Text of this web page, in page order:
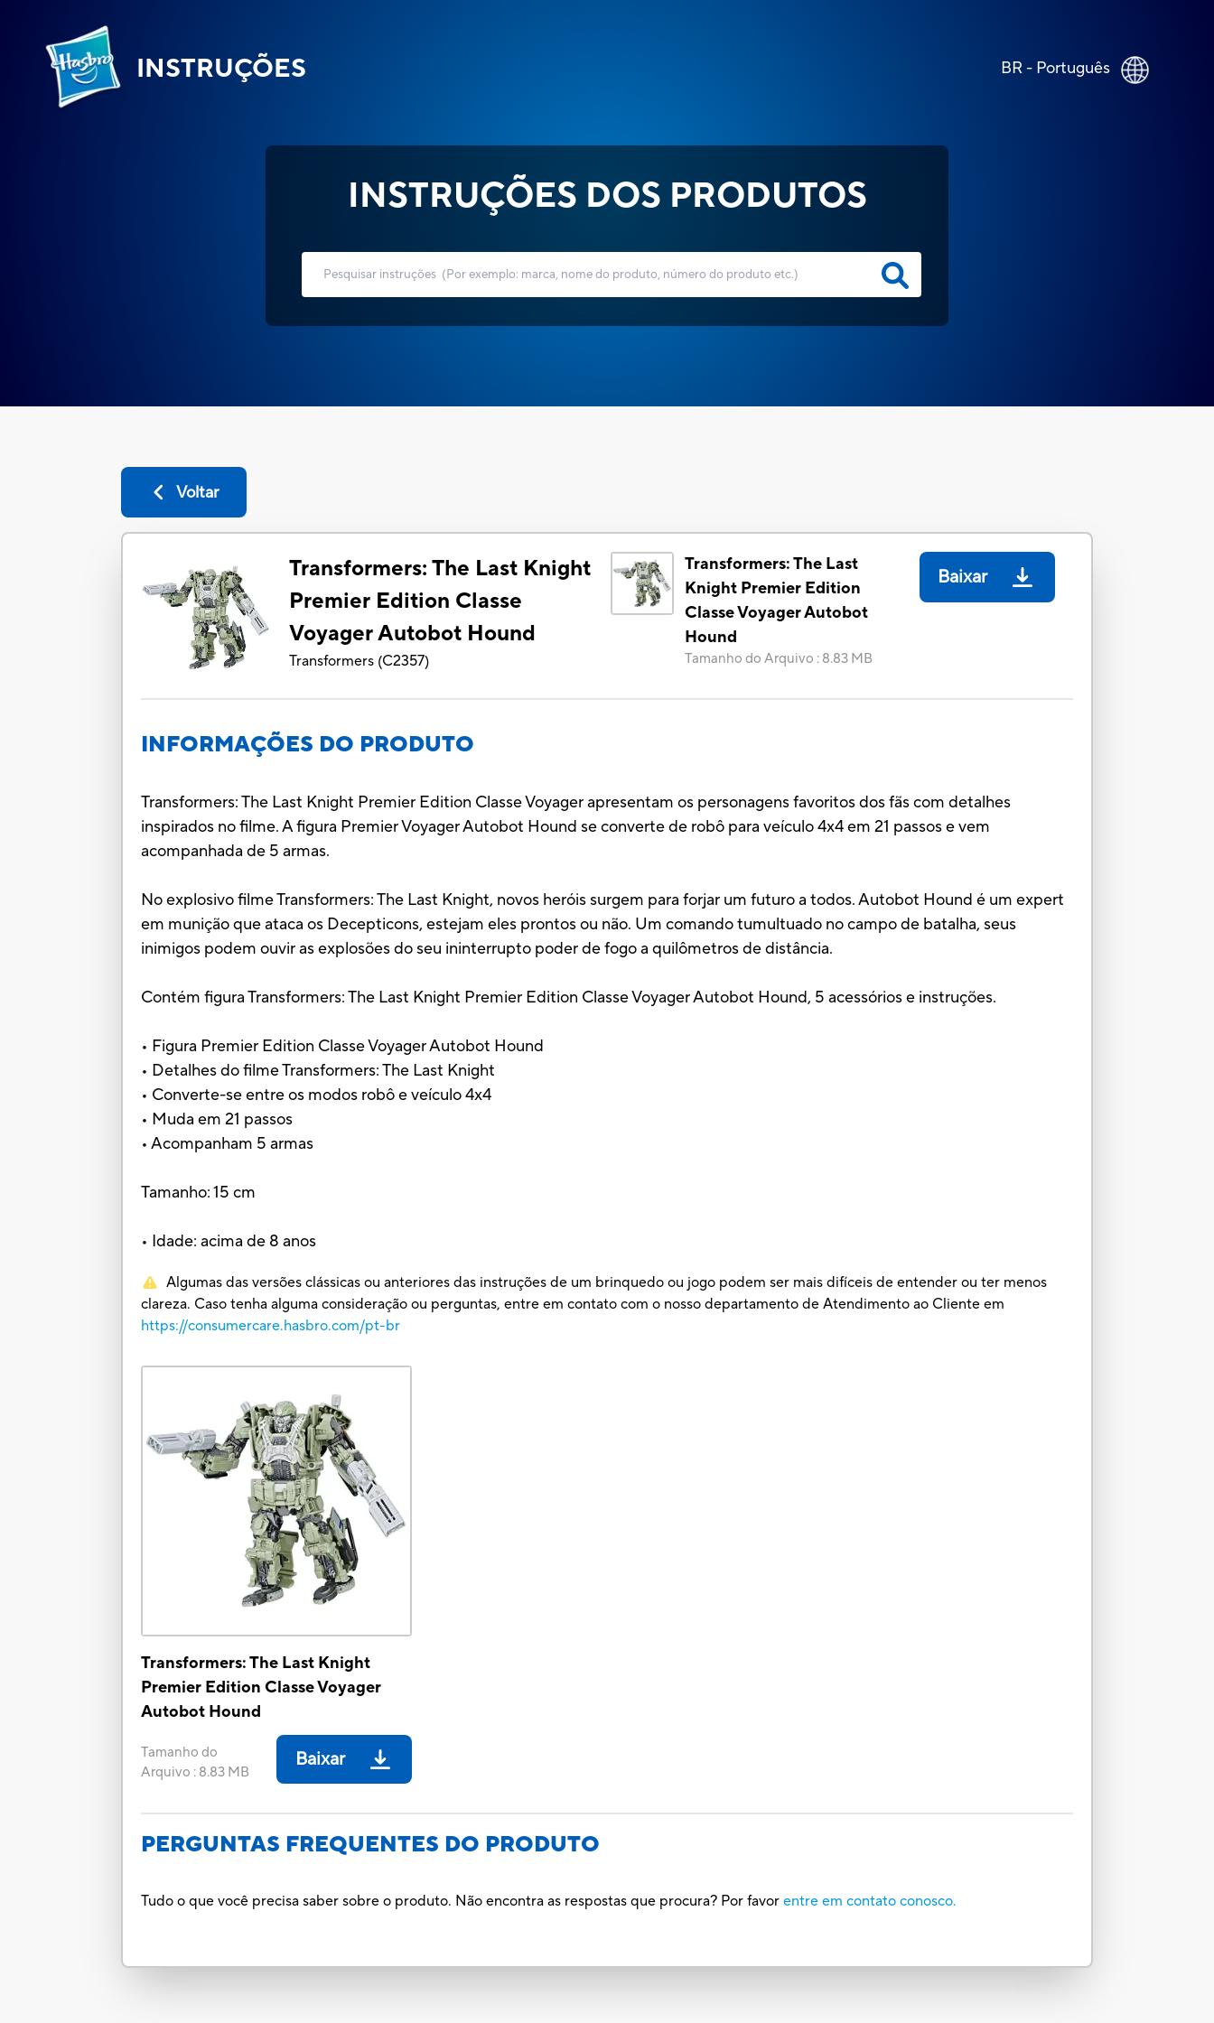
INSTRUÇÕES BR - Português
INSTRUÇÕES DOS PRODUTOS
Voltar
Transformers: The Last Knight
Premier Edition Classe
Voyager Autobot Hound
Transformers (C2357)
Transformers: The Last
Knight Premier Edition
Classe Voyager Autobot
Hound
Tamanho do Arquivo : 8.83 MB
Baixar
INFORMAÇÕES DO PRODUTO
Transformers: The Last Knight Premier Edition Classe Voyager apresentam os personagens favoritos dos fãs com detalhes
inspirados no filme. A figura Premier Voyager Autobot Hound se converte de robô para veículo 4x4 em 21 passos e vem
acompanhada de 5 armas.
No explosivo filme Transformers: The Last Knight, novos heróis surgem para forjar um futuro a todos. Autobot Hound é um expert
em munição que ataca os Decepticons, estejam eles prontos ou não. Um comando tumultuado no campo de batalha, seus
inimigos podem ouvir as explosões do seu ininterrupto poder de fogo a quilômetros de distância.
Contém figura Transformers: The Last Knight Premier Edition Classe Voyager Autobot Hound, 5 acessórios e instruções.
• Figura Premier Edition Classe Voyager Autobot Hound
• Detalhes do filme Transformers: The Last Knight
• Converte-se entre os modos robô e veículo 4x4
• Muda em 21 passos
• Acompanham 5 armas
Tamanho: 15 cm
• Idade: acima de 8 anos
Algumas das versões clássicas ou anteriores das instruções de um brinquedo ou jogo podem ser mais difíceis de entender ou ter menos
clareza. Caso tenha alguma consideração ou perguntas, entre em contato com o nosso departamento de Atendimento ao Cliente em
https://consumercare.hasbro.com/pt-br
Transformers: The Last Knight
Premier Edition Classe Voyager
Autobot Hound
Tamanho do
Arquivo : 8.83 MB
Baixar
PERGUNTAS FREQUENTES DO PRODUTO
Tudo o que você precisa saber sobre o produto. Não encontra as respostas que procura? Por favor entre em contato conosco.